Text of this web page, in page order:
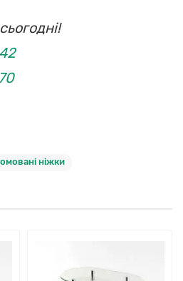
ніжки